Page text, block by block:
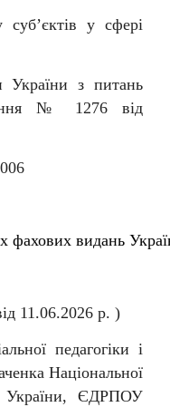
суб’єктів у сфері
України з питань
№ 1276 від
фахових видань
11.06.2026 р. )
педагогіки і
Національної
України, ЄДРПОУ